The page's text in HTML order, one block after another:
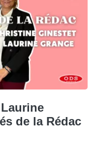
de la Rédac